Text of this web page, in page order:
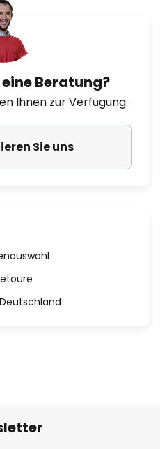
Beratung?
Ihnen zur Verfügung.
Sie uns